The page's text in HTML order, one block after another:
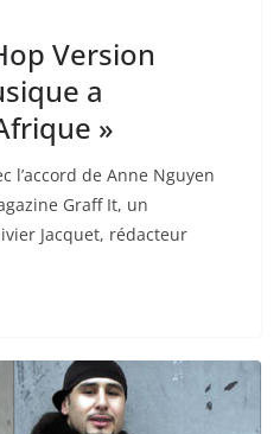
Version
a
»
l’accord de Anne Nguyen
Graff It, un
Jacquet, rédacteur